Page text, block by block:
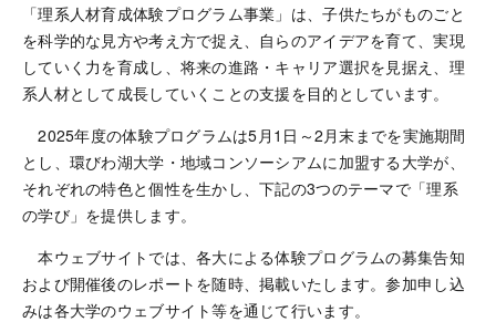
「理系人材育成体験プログラム事業」は、子供たちがものごと
を科学的な見方や考え方で捉え、自らのアイデアを育て、実現
していく力を育成し、将来の進路・キャリア選択を見据え、理
系人材として成長していくことの支援を目的としています。
2025年度の体験プログラムは5月1日～2月末までを実施期間
とし、環びわ湖大学・地域コンソーシアムに加盟する大学が、
それぞれの特色と個性を生かし、下記の3つのテーマで「理系
の学び」を提供します。
本ウェブサイトでは、各大による体験プログラムの募集告知
および開催後のレポートを随時、掲載いたします。参加申し込
みは各大学のウェブサイト等を通じて行います。